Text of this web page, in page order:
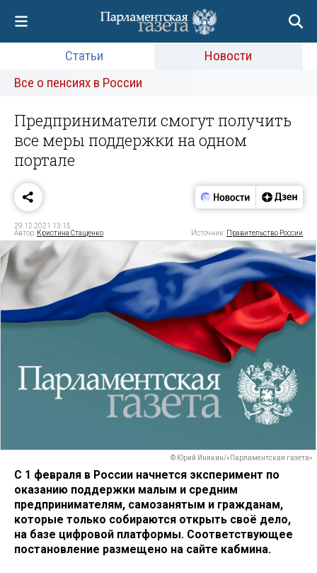
Статьи
Новости
Все о пенсиях в России
Предприниматели смогут получить
все меры поддержки на одном
портале
29.12.2021 13:15
Автор: Кристина Стащенко Источник: Правительство России
© Юрий Инякин/«Парламентская газета»
С 1 февраля в России начнется эксперимент по
оказанию поддержки малым и средним
предпринимателям, самозанятым и гражданам,
которые только собираются открыть своё дело,
на базе цифровой платформы. Соответствующее
постановление размещено на сайте кабмина.